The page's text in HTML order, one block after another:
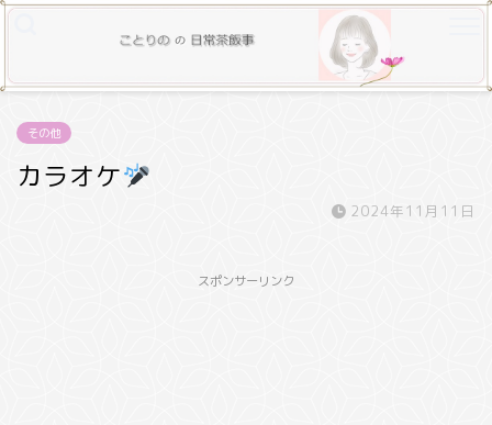
その他
カラオケ
2024年11月11日
スポンサーリンク